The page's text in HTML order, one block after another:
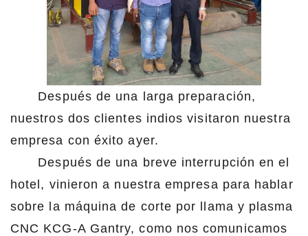
Después de una larga preparación,
nuestros dos clientes indios visitaron nuestra
empresa con éxito ayer.
Después de una breve interrupción en el
hotel, vinieron a nuestra empresa para hablar
sobre la máquina de corte por llama y plasma
CNC KCG-A Gantry, como nos comunicamos